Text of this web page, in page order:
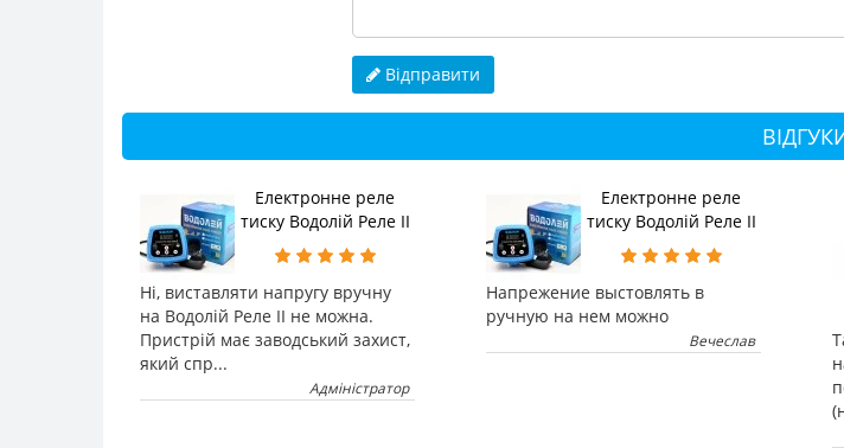
Відправити
Електронне реле
тиску Водолій Реле II
Ні, виставляти напругу вручну
на Водолій Реле II не можна.
Пристрій має заводський захист,
який спр...
Адміністратор
Електронне реле
тиску Водолій Реле II
Напрежение выстовлять в
ручную на нем можно
Вечеслав